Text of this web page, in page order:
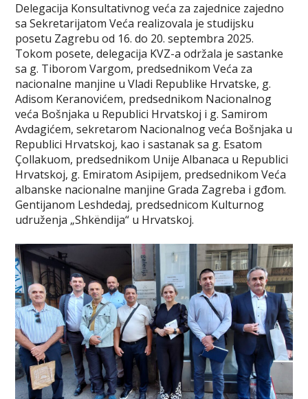
Delegacija Konsultativnog veća za zajednice zajedno
sa Sekretarijatom Veća realizovala je studijsku
posetu Zagrebu od 16. do 20. septembra 2025.
Tokom posete, delegacija KVZ-a održala je sastanke
sa g. Tiborom Vargom, predsednikom Veća za
nacionalne manjine u Vladi Republike Hrvatske, g.
Adisom Keranovićem, predsednikom Nacionalnog
veća Bošnjaka u Republici Hrvatskoj i g. Samirom
Avdagićem, sekretarom Nacionalnog veća Bošnjaka u
Republici Hrvatskoj, kao i sastanak sa g. Esatom
Çollakuom, predsednikom Unije Albanaca u Republici
Hrvatskoj, g. Emiratom Asipijem, predsednikom Veća
albanske nacionalne manjine Grada Zagreba i gđom.
Gentijanom Leshdedaj, predsednicom Kulturnog
udruženja „Shkëndija“ u Hrvatskoj.